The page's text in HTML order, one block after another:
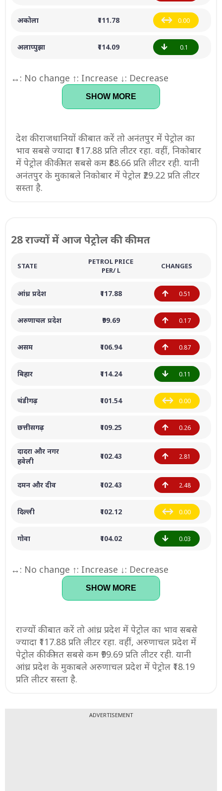
अकोला ₹111.78 0.00
अलाप्पुझा ₹114.09 0.1
↔: No change ↑: Increase ↓: Decrease
SHOW MORE
देश की राजधानियों की बात करें तो अनंतपुर में पेट्रोल का
भाव सबसे ज्यादा ₹117.88 प्रति लीटर रहा. वहीं, निकोबार
में पेट्रोल की कीमत सबसे कम ₹88.66 प्रति लीटर रही. यानी
अनंतपुर के मुकाबले निकोबार में पेट्रोल ₹29.22 प्रति लीटर
सस्ता है.
28 राज्यों में आज पेट्रोल की कीमत
STATE
PETROL PRICE
PER/ L
CHANGES
आंध्र प्रदेश ₹117.88 0.51
अरुणाचल प्रदेश ₹99.69 0.17
असम ₹106.94 0.87
बिहार ₹114.24 0.11
चंडीगढ़ ₹101.54 0.00
छत्तीसगढ़ ₹109.25 0.26
दादरा और नगर
हवेली
₹102.43 2.81
दमन और दीव ₹102.43 2.48
दिल्ली ₹102.12 0.00
गोवा ₹104.02 0.03
↔: No change ↑: Increase ↓: Decrease
SHOW MORE
राज्यों की बात करें तो आंध्र प्रदेश में पेट्रोल का भाव सबसे
ज्यादा ₹117.88 प्रति लीटर रहा. वहीं, अरुणाचल प्रदेश में
पेट्रोल की कीमत सबसे कम ₹99.69 प्रति लीटर रही. यानी
आंध्र प्रदेश के मुकाबले अरुणाचल प्रदेश में पेट्रोल ₹18.19
प्रति लीटर सस्ता है.
ADVERTISEMENT